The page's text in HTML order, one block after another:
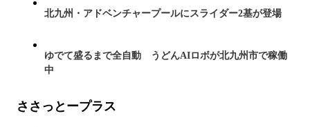
北九州・アドベンチャープールにスライダー2基が登場
ゆでて盛るまで全自動 うどんAIロボが北九州市で稼働
中
ささっとープラス